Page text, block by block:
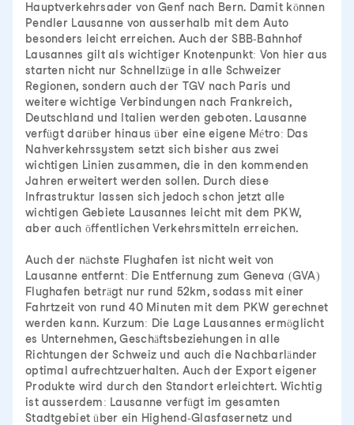
Hauptverkehrsader von Genf nach Bern. Damit können
Pendler Lausanne von ausserhalb mit dem Auto
besonders leicht erreichen. Auch der SBB-Bahnhof
Lausannes gilt als wichtiger Knotenpunkt: Von hier aus
starten nicht nur Schnellzüge in alle Schweizer
Regionen, sondern auch der TGV nach Paris und
weitere wichtige Verbindungen nach Frankreich,
Deutschland und Italien werden geboten. Lausanne
verfügt darüber hinaus über eine eigene Métro: Das
Nahverkehrssystem setzt sich bisher aus zwei
wichtigen Linien zusammen, die in den kommenden
Jahren erweitert werden sollen. Durch diese
Infrastruktur lassen sich jedoch schon jetzt alle
wichtigen Gebiete Lausannes leicht mit dem PKW,
aber auch öffentlichen Verkehrsmitteln erreichen.
Auch der nächste Flughafen ist nicht weit von
Lausanne entfernt: Die Entfernung zum Geneva (GVA)
Flughafen beträgt nur rund 52km, sodass mit einer
Fahrtzeit von rund 40 Minuten mit dem PKW gerechnet
werden kann. Kurzum: Die Lage Lausannes ermöglicht
es Unternehmen, Geschäftsbeziehungen in alle
Richtungen der Schweiz und auch die Nachbarländer
optimal aufrechtzuerhalten. Auch der Export eigener
Produkte wird durch den Standort erleichtert. Wichtig
ist ausserdem: Lausanne verfügt im gesamten
Stadtgebiet über ein Highend-Glasfasernetz und